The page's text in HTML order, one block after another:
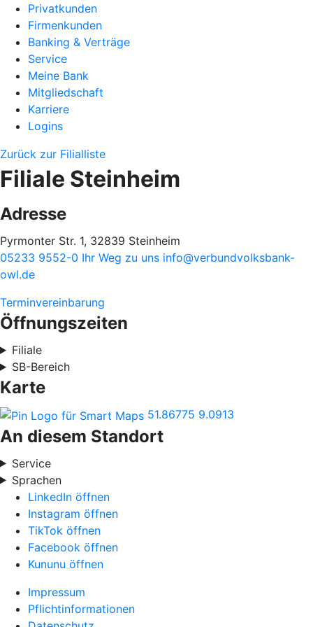
Privatkunden
Firmenkunden
Banking & Verträge
Service
Meine Bank
Mitgliedschaft
Karriere
Logins
Zurück zur Filialliste
Filiale Steinheim
Adresse
Pyrmonter Str. 1, 32839 Steinheim
05233 9552-0 Ihr Weg zu uns info@verbundvolksbank-
owl.de
Terminvereinbarung
Öffnungszeiten
Filiale
SB-Bereich
Karte
51.86775 9.0913
An diesem Standort
Service
Sprachen
LinkedIn öffnen
Instagram öffnen
TikTok öffnen
Facebook öffnen
Kununu öffnen
Impressum
Pflichtinformationen